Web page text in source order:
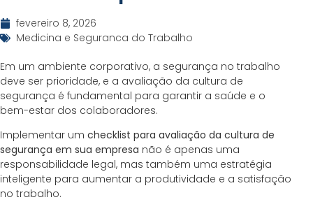
fevereiro 8, 2026
Medicina e Seguranca do Trabalho
Em um ambiente corporativo, a segurança no trabalho
deve ser prioridade, e a avaliação da cultura de
segurança é fundamental para garantir a saúde e o
bem-estar dos colaboradores.
Implementar um checklist para avaliação da cultura de
segurança em sua empresa não é apenas uma
responsabilidade legal, mas também uma estratégia
inteligente para aumentar a produtividade e a satisfação
no trabalho.